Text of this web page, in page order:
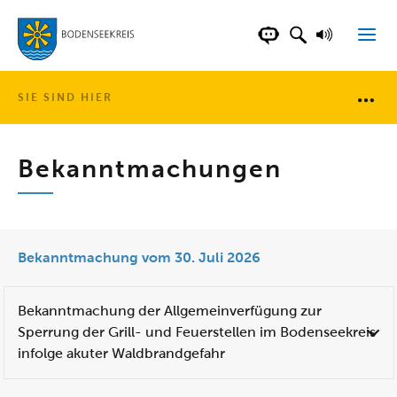
LANDKREISCHATBOT DER
SUCHFELD
SIE SIND HIER
Bekanntmachungen
Bekanntmachung vom 30. Juli 2026
Bekanntmachung der Allgemeinverfügung zur
Sperrung der Grill- und Feuerstellen im Bodenseekreis
infolge akuter Waldbrandgefahr